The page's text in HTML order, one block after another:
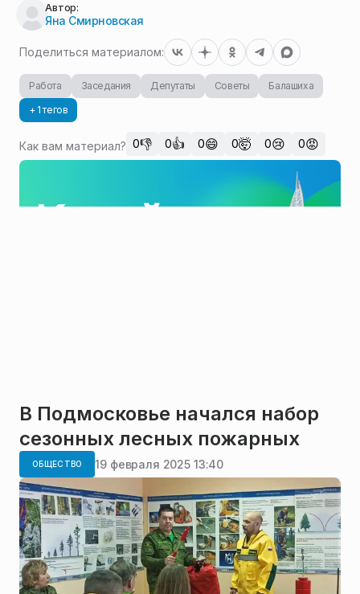
Автор:
Яна Смирновская
Поделиться материалом:
Работа Заседания Депутаты Советы
Балашиха
+ 1 тегов
Как вам материал? 0👎 0👍 0😄 0🤯 0😢 0😡
В Подмосковье начался набор
сезонных лесных пожарных
ОБЩЕСТВО 19 февраля 2025 13:40